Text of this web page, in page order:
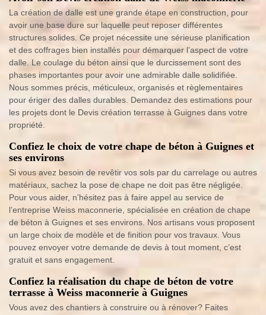
La création de dalle est une grande étape en construction, pour
avoir une base dure sur laquelle peut reposer différentes
structures solides. Ce projet nécessite une sérieuse planification
et des coffrages bien installés pour démarquer l’aspect de votre
dalle. Le coulage du béton ainsi que le durcissement sont des
phases importantes pour avoir une admirable dalle solidifiée.
Nous sommes précis, méticuleux, organisés et règlementaires
pour ériger des dalles durables. Demandez des estimations pour
les projets dont le Devis création terrasse à Guignes dans votre
propriété.
Confiez le choix de votre chape de béton à Guignes et
ses environs
Si vous avez besoin de revêtir vos sols par du carrelage ou autres
matériaux, sachez la pose de chape ne doit pas être négligée.
Pour vous aider, n’hésitez pas à faire appel au service de
l’entreprise Weiss maconnerie, spécialisée en création de chape
de béton à Guignes et ses environs. Nos artisans vous proposent
un large choix de modèle et de finition pour vos travaux. Vous
pouvez envoyer votre demande de devis à tout moment, c’est
gratuit et sans engagement.
Confiez la réalisation du chape de béton de votre
terrasse à Weiss maconnerie à Guignes
Vous avez des chantiers à construire ou à rénover? Faites